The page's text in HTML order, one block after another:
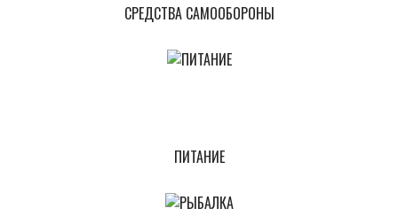
СРЕДСТВА САМООБОРОНЫ
ПИТАНИЕ